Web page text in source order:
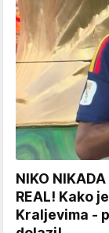
NIKO
REAL! Kako
Kraljevima -